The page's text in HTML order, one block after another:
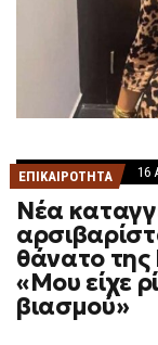
ΕΠΙΚΑΙΡΟΤΗΤΑ 16
Νέα
θάνατο
«Μου είχε
βιασμού»